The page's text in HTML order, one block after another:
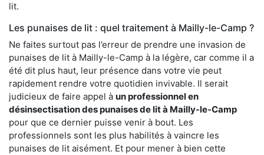
lit.
Les punaises de lit : quel traitement à Mailly-le-Camp ?
Ne faites surtout pas l’erreur de prendre une invasion de
punaises de lit à Mailly-le-Camp à la légère, car comme il a
été dit plus haut, leur présence dans votre vie peut
rapidement rendre votre quotidien invivable. Il serait
judicieux de faire appel à un professionnel en
désinsectisation des punaises de lit à Mailly-le-Camp
pour que ce dernier puisse venir à bout. Les
professionnels sont les plus habilités à vaincre les
punaises de lit aisément. Et pour mener à bien cette